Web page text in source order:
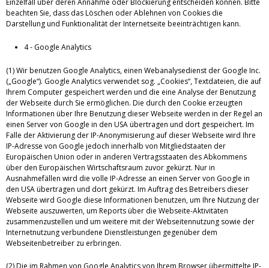
beachten Sie, dass das Löschen oder Ablehnen von Cookies die
Darstellung und Funktionalität der Internetseite beeinträchtigen kann.
4 - Google Analytics
(1) Wir benutzen Google Analytics, einen Webanalysedienst der Google Inc.
(„Google“). Google Analytics verwendet sog. „Cookies“, Textdateien, die auf
Ihrem Computer gespeichert werden und die eine Analyse der Benutzung
der Webseite durch Sie ermöglichen. Die durch den Cookie erzeugten
Informationen über Ihre Benutzung dieser Webseite werden in der Regel an
einen Server von Google in den USA übertragen und dort gespeichert. Im
Falle der Aktivierung der IP-Anonymisierung auf dieser Webseite wird Ihre
IP-Adresse von Google jedoch innerhalb von Mitgliedstaaten der
Europäischen Union oder in anderen Vertragsstaaten des Abkommens
über den Europäischen Wirtschaftsraum zuvor gekürzt. Nur in
Ausnahmefällen wird die volle IP-Adresse an einen Server von Google in
den USA übertragen und dort gekürzt. Im Auftrag des Betreibers dieser
Webseite wird Google diese Informationen benutzen, um Ihre Nutzung der
Webseite auszuwerten, um Reports über die Webseite-Aktivitäten
zusammenzustellen und um weitere mit der Webseitennutzung sowie der
Internetnutzung verbundene Dienstleistungen gegenüber dem
Webseitenbetreiber zu erbringen.
(2) Die im Rahmen von Google Analytics von Ihrem Browser übermittelte IP-